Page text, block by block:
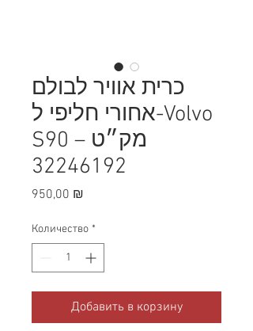
כרית אוויר לבולם
אחורי חליפי ל-Volvo
S90 – מק״ט
32246192
950,00 ₪
Количество *
Добавить в корзину